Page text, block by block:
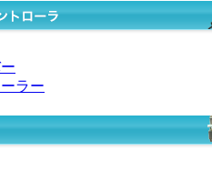
ラー